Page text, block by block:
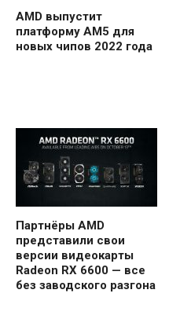
AMD выпустит
платформу AM5 для
новых чипов 2022 года
Партнёры AMD
представили свои
версии видеокарты
Radeon RX 6600 — все
без заводского разгона